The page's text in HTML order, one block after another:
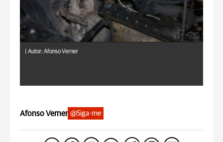
Autor: Afonso Verner
Afonso Verner @Siga-me